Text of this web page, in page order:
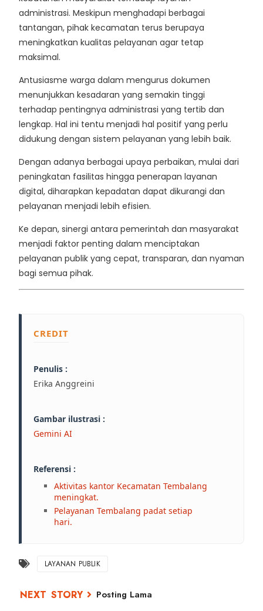
administrasi. Meskipun menghadapi berbagai
tantangan, pihak kecamatan terus berupaya
meningkatkan kualitas pelayanan agar tetap
maksimal.
Antusiasme warga dalam mengurus dokumen
menunjukkan kesadaran yang semakin tinggi
terhadap pentingnya administrasi yang tertib dan
lengkap. Hal ini tentu menjadi hal positif yang perlu
didukung dengan sistem pelayanan yang lebih baik.
Dengan adanya berbagai upaya perbaikan, mulai dari
peningkatan fasilitas hingga penerapan layanan
digital, diharapkan kepadatan dapat dikurangi dan
pelayanan menjadi lebih efisien.
Ke depan, sinergi antara pemerintah dan masyarakat
menjadi faktor penting dalam menciptakan
pelayanan publik yang cepat, transparan, dan nyaman
bagi semua pihak.
CREDIT
Penulis :
Erika Anggreini
Gambar ilustrasi :
Gemini AI
Referensi :
Aktivitas kantor Kecamatan Tembalang
meningkat.
Pelayanan Tembalang padat setiap
hari.
LAYANAN PUBLIK
Posting Lama